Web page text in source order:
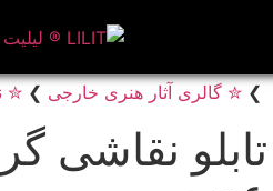
❯ ✮ گالری آثار هنری خارجی ❯
✮
تابلو نقاشی